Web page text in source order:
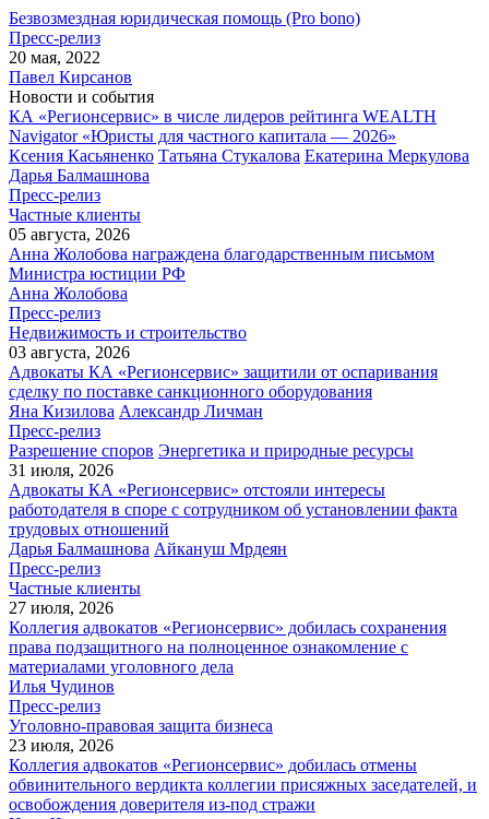
Безвозмездная юридическая помощь (Pro bono)
Пресс-релиз
20 мая, 2022
Павел Кирсанов
Новости и события
КА «Регионсервис» в числе лидеров рейтинга WEALTH
Navigator «Юристы для частного капитала — 2026»
Ксения Касьяненко Татьяна Стукалова Екатерина Меркулова
Дарья Балмашнова
Пресс-релиз
Частные клиенты
05 августа, 2026
Анна Жолобова награждена благодарственным письмом
Министра юстиции РФ
Анна Жолобова
Пресс-релиз
Недвижимость и строительство
03 августа, 2026
Адвокаты КА «Регионсервис» защитили от оспаривания
сделку по поставке санкционного оборудования
Яна Кизилова Александр Личман
Пресс-релиз
Разрешение споров Энергетика и природные ресурсы
31 июля, 2026
Адвокаты КА «Регионсервис» отстояли интересы
работодателя в споре с сотрудником об установлении факта
трудовых отношений
Дарья Балмашнова Айкануш Мрдеян
Пресс-релиз
Частные клиенты
27 июля, 2026
Коллегия адвокатов «Регионсервис» добилась сохранения
права подзащитного на полноценное ознакомление с
материалами уголовного дела
Илья Чудинов
Пресс-релиз
Уголовно-правовая защита бизнеса
23 июля, 2026
Коллегия адвокатов «Регионсервис» добилась отмены
обвинительного вердикта коллегии присяжных заседателей, и
освобождения доверителя из-под стражи